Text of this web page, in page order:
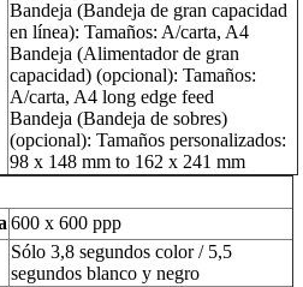
Bandeja (Bandeja de gran capacidad
en línea): Tamaños: A/carta, A4
Bandeja (Alimentador de gran
capacidad) (opcional): Tamaños:
A/carta, A4 long edge feed
Bandeja (Bandeja de sobres)
(opcional): Tamaños personalizados:
98 x 148 mm to 162 x 241 mm
600 x 600 ppp
Sólo 3,8 segundos color / 5,5
segundos blanco y negro